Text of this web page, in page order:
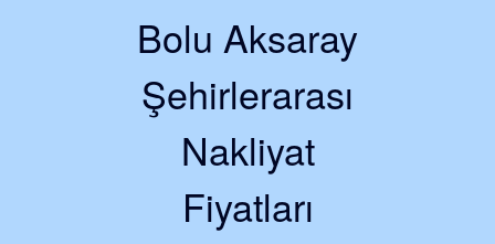
Bolu Aksaray
Şehirlerarası
Nakliyat
Fiyatları